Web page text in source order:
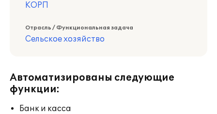
КОРП
Отрасль / Функциональная задача
Сельское хозяйство
Автоматизированы следующие
функции:
Банк и касса